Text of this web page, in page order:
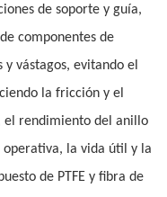
de soporte y guía,
componentes de
vástagos, evitando el
la fricción y el
el rendimiento del anillo
la vida útil y la
de PTFE y fibra de